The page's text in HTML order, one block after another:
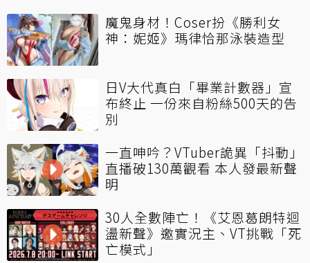
魔鬼身材！Coser扮《勝利女
神：妮姬》瑪律恰那泳裝造型
日V大代真白「畢業計數器」宣
布終止 一份來自粉絲500天的告
別
一直呻吟？VTuber詭異「抖動」
直播破130萬觀看 本人發最新聲
明
30人全數陣亡！《艾恩葛朗特迴
盪新聲》邀實況主、VT挑戰「死
亡模式」